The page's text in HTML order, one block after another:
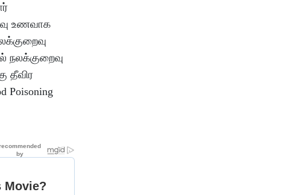
உணவாக
நலக்குறைவு
தீவிர
Poisoning